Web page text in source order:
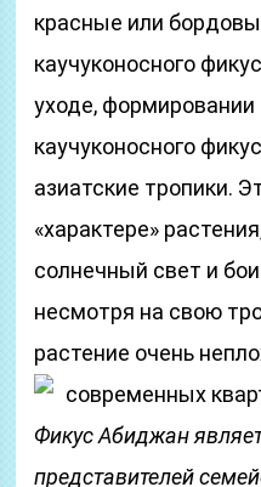
красные или
каучуконосного
уходе, формировании
каучуконосного
азиатские тропики.
«характере»
солнечный свет и
несмотря на свою
растение очень
современных
Фикус Абиджан
представителей